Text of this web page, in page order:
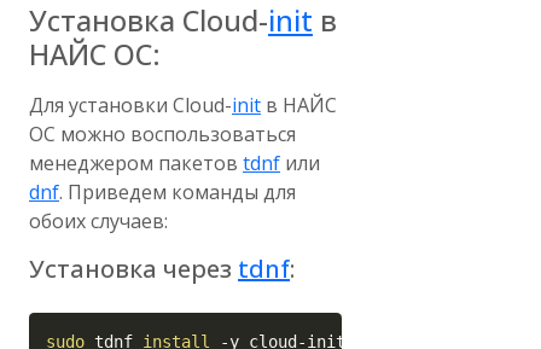
Установка Cloud-init в
НАЙС ОС:
Для установки Cloud-init в НАЙС
ОС можно воспользоваться
менеджером пакетов tdnf или
dnf. Приведем команды для
обоих случаев:
Установка через tdnf:
sudo tdnf install -y cloud-init
Copy